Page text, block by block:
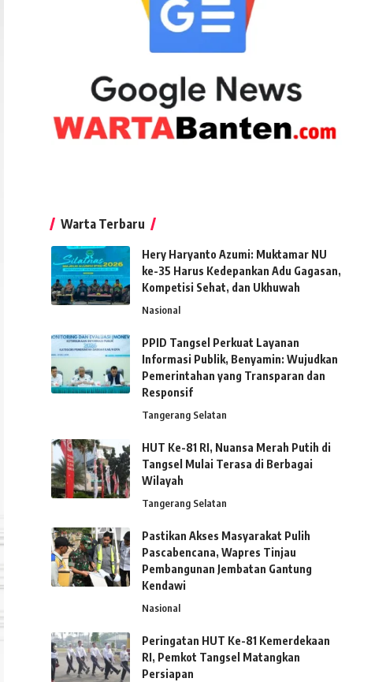
Warta Terbaru
Hery Haryanto Azumi: Muktamar NU
ke-35 Harus Kedepankan Adu Gagasan,
Kompetisi Sehat, dan Ukhuwah
Nasional
PPID Tangsel Perkuat Layanan
Informasi Publik, Benyamin: Wujudkan
Pemerintahan yang Transparan dan
Responsif
Tangerang Selatan
HUT Ke-81 RI, Nuansa Merah Putih di
Tangsel Mulai Terasa di Berbagai
Wilayah
Tangerang Selatan
Pastikan Akses Masyarakat Pulih
Pascabencana, Wapres Tinjau
Pembangunan Jembatan Gantung
Kendawi
Nasional
Peringatan HUT Ke-81 Kemerdekaan
RI, Pemkot Tangsel Matangkan
Persiapan